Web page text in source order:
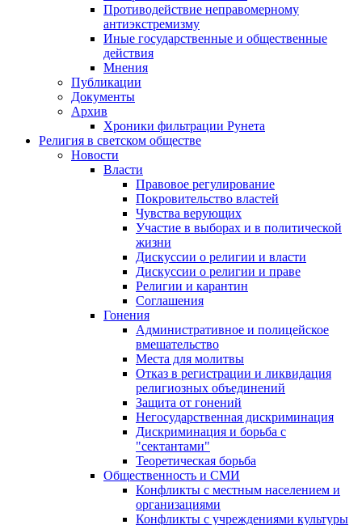
Противодействие неправомерному
антиэкстремизму
Иные государственные и общественные
действия
Мнения
Публикации
Документы
Архив
Хроники фильтрации Рунета
Религия в светском обществе
Новости
Власти
Правовое регулирование
Покровительство властей
Чувства верующих
Участие в выборах и в политической
жизни
Дискуссии о религии и власти
Дискуссии о религии и праве
Религии и карантин
Соглашения
Гонения
Административное и полицейское
вмешательство
Места для молитвы
Отказ в регистрации и ликвидация
религиозных объединений
Защита от гонений
Негосударственная дискриминация
Дискриминация и борьба с
"сектантами"
Теоретическая борьба
Общественность и СМИ
Конфликты с местным населением и
организациями
Конфликты с учреждениями культуры